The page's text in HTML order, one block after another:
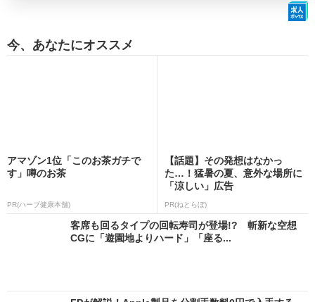
今、あなたにオススメ
アマゾン1位「このお茶ガチで
す」噂のお茶
PR(ハーブ健康本舗)
【話題】その発想はなかっ
た…！猛暑の夏、意外な場所に
「涼しい」広告
PR(ねとらぼ)
客席も回るタイプの回転寿司が登場!? 斬新な空想
CGに「遊園地よりハード」「座る...